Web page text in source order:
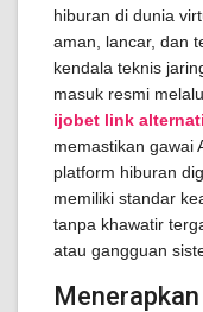
hiburan di dunia
aman, lancar, dan
kendala teknis
masuk resmi
ijobet link
memastikan gawai
platform hiburan
memiliki standar
tanpa khawatir
atau gangguan